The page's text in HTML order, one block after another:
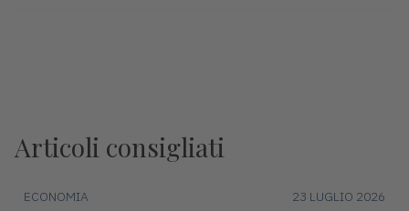
Articoli consigliati
ECONOMIA 23 LUGLIO 2026